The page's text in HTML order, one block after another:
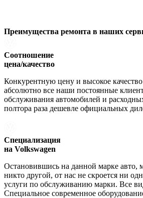
Преимущества ремонта в наших
Соотношение
цена/качество
Конкурентную цену и высокое
абсолютно все наши постоянные
обслуживания автомобилей и
полтора раза дешевле официальных
Специализация
на Volkswagen
Остановившись на данной марке авто,
никто другой, от нас не скроется ни
услуги по обслуживанию марки. Все
Специальное современное